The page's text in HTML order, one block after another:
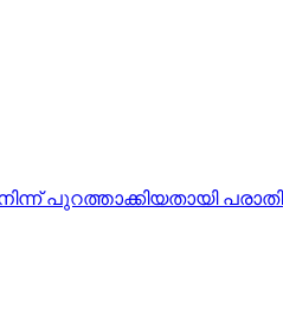
പുറത്താക്കിയതായി പരാതി